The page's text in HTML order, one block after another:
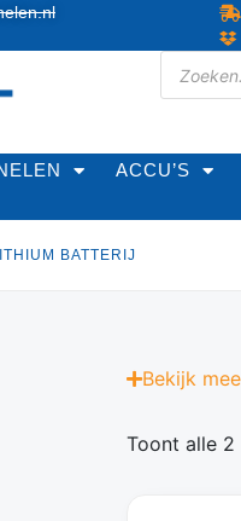
ACCU’S
BATTERIJ
Bekijk
Toont alle 2